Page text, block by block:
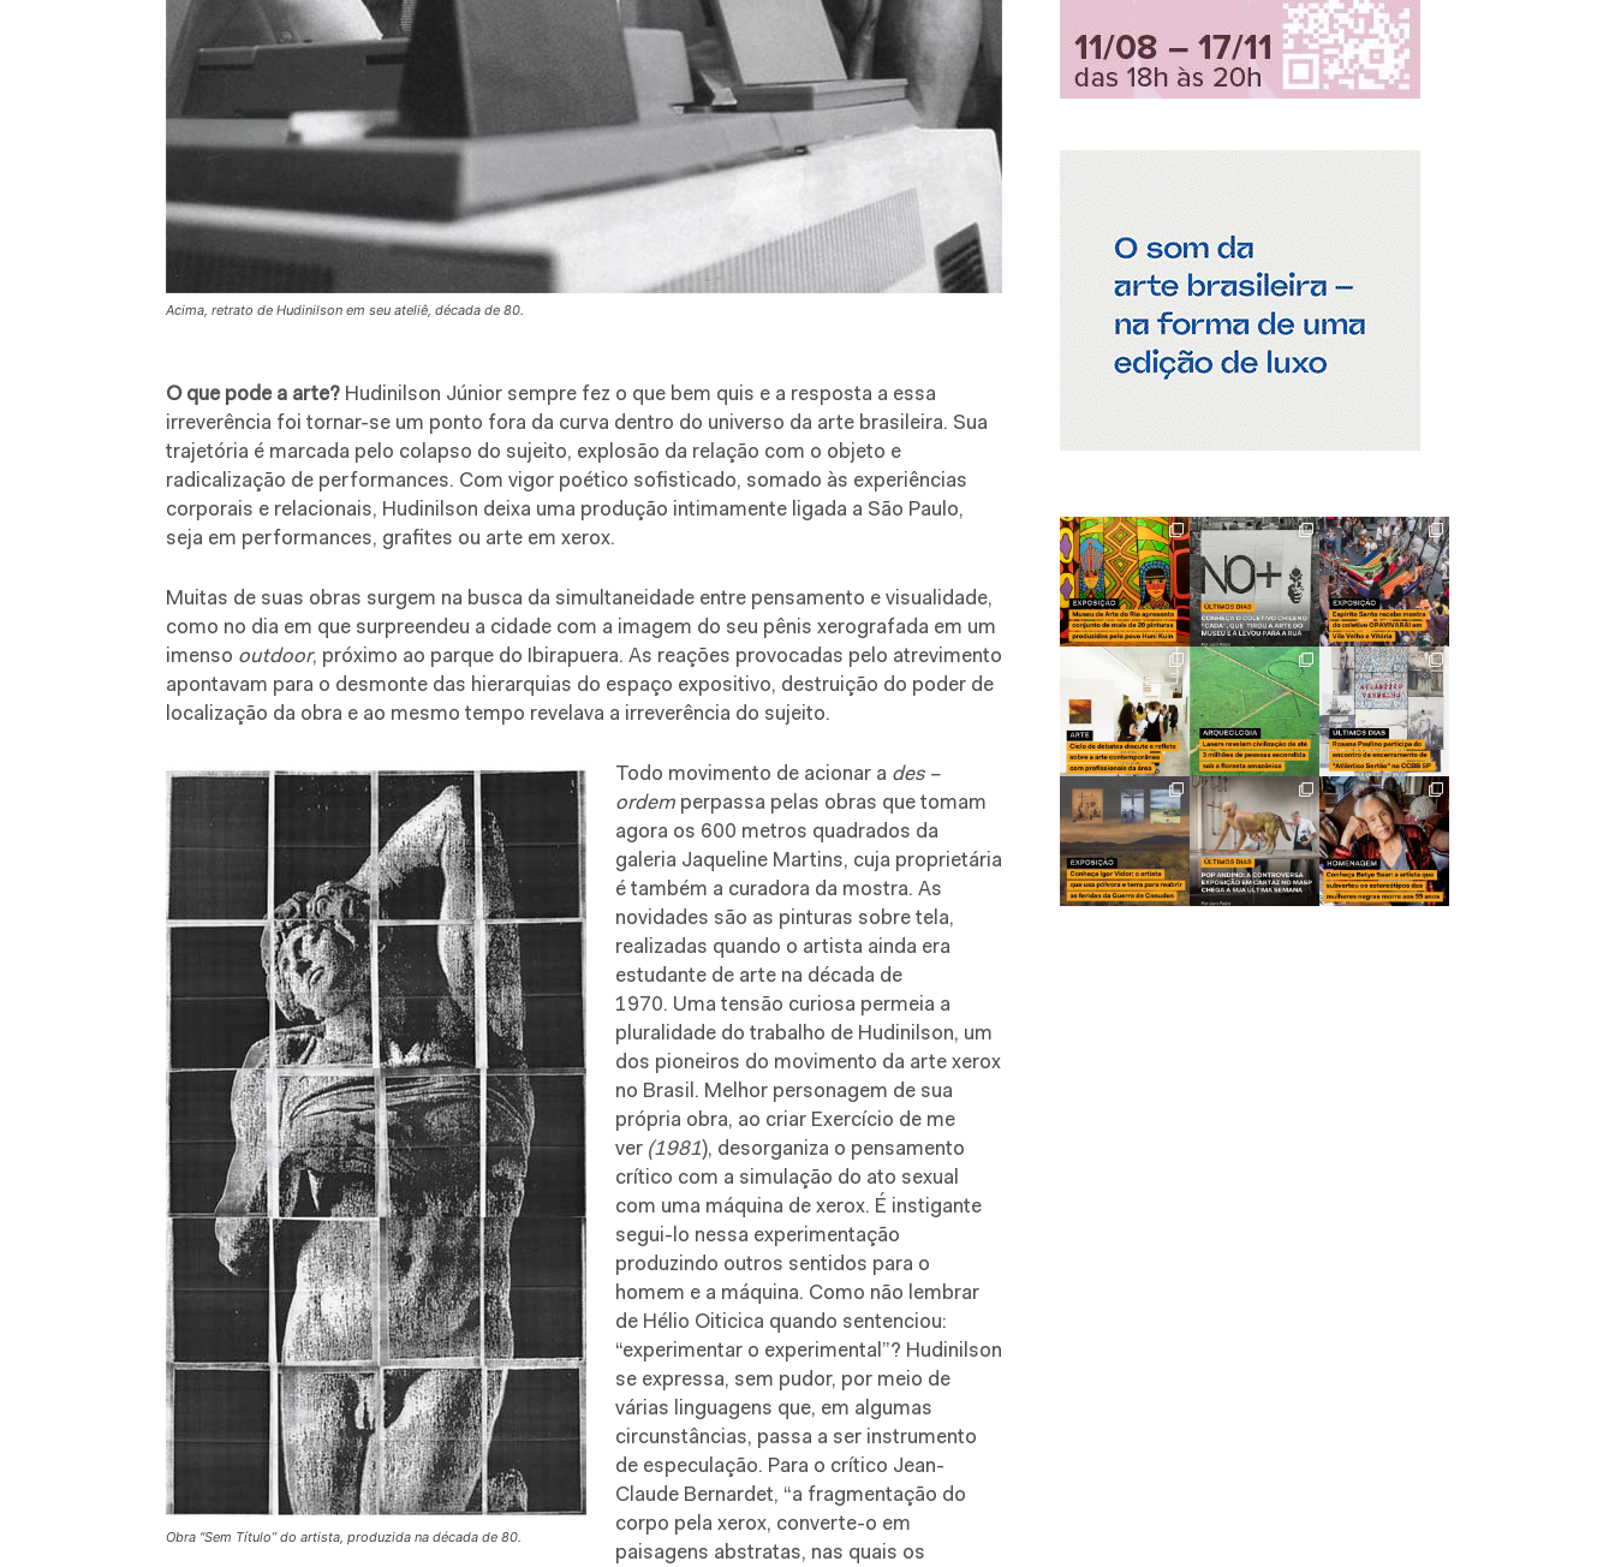
Acima, retrato de Hudinilson em seu ateliê, década de 80.
O que pode a arte? Hudinilson Júnior sempre fez o que bem quis e a resposta a essa
irreverência foi tornar-se um ponto fora da curva dentro do universo da arte brasileira. Sua
trajetória é marcada pelo colapso do sujeito, explosão da relação com o objeto e
radicalização de performances. Com vigor poético sofisticado, somado às experiências
corporais e relacionais, Hudinilson deixa uma produção intimamente ligada a São Paulo,
seja em performances, grafites ou arte em xerox.
Muitas de suas obras surgem na busca da simultaneidade entre pensamento e visualidade,
como no dia em que surpreendeu a cidade com a imagem do seu pênis xerografada em um
imenso outdoor, próximo ao parque do Ibirapuera. As reações provocadas pelo atrevimento
apontavam para o desmonte das hierarquias do espaço expositivo, destruição do poder de
localização da obra e ao mesmo tempo revelava a irreverência do sujeito.
Obra “Sem Título” do artista, produzida na década de 80.
Todo movimento de acionar a des –
ordem perpassa pelas obras que tomam
agora os 600 metros quadrados da
galeria Jaqueline Martins, cuja proprietária
é também a curadora da mostra. As
novidades são as pinturas sobre tela,
realizadas quando o artista ainda era
estudante de arte na década de
1970. Uma tensão curiosa permeia a
pluralidade do trabalho de Hudinilson, um
dos pioneiros do movimento da arte xerox
no Brasil. Melhor personagem de sua
própria obra, ao criar Exercício de me
ver (1981), desorganiza o pensamento
crítico com a simulação do ato sexual
com uma máquina de xerox. É instigante
segui-lo nessa experimentação
produzindo outros sentidos para o
homem e a máquina. Como não lembrar
de Hélio Oiticica quando sentenciou:
“experimentar o experimental”? Hudinilson
se expressa, sem pudor, por meio de
várias linguagens que, em algumas
circunstâncias, passa a ser instrumento
de especulação. Para o crítico Jean-
Claude Bernardet, “a fragmentação do
corpo pela xerox, converte-o em
paisagens abstratas, nas quais os